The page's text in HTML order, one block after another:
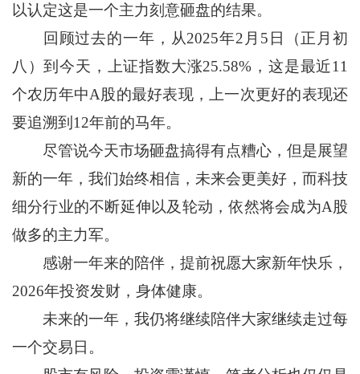
以认定这是一个主力刻意砸盘的结果。
回顾过去的一年，从2025年2月5日（正月初
八）到今天，上证指数大涨25.58%，这是最近11
个农历年中A股的最好表现，上一次更好的表现还
要追溯到12年前的马年。
尽管说今天市场砸盘搞得有点糟心，但是展望
新的一年，我们始终相信，未来会更美好，而科技
细分行业的不断延伸以及轮动，依然将会成为A股
做多的主力军。
感谢一年来的陪伴，提前祝愿大家新年快乐，
2026年投资发财，身体健康。
未来的一年，我仍将继续陪伴大家继续走过每
一个交易日。